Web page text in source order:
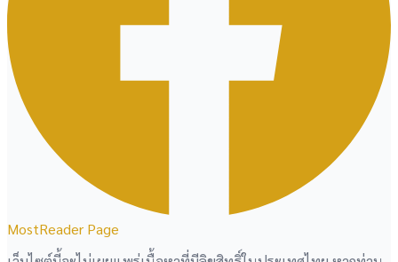
MostReader Page